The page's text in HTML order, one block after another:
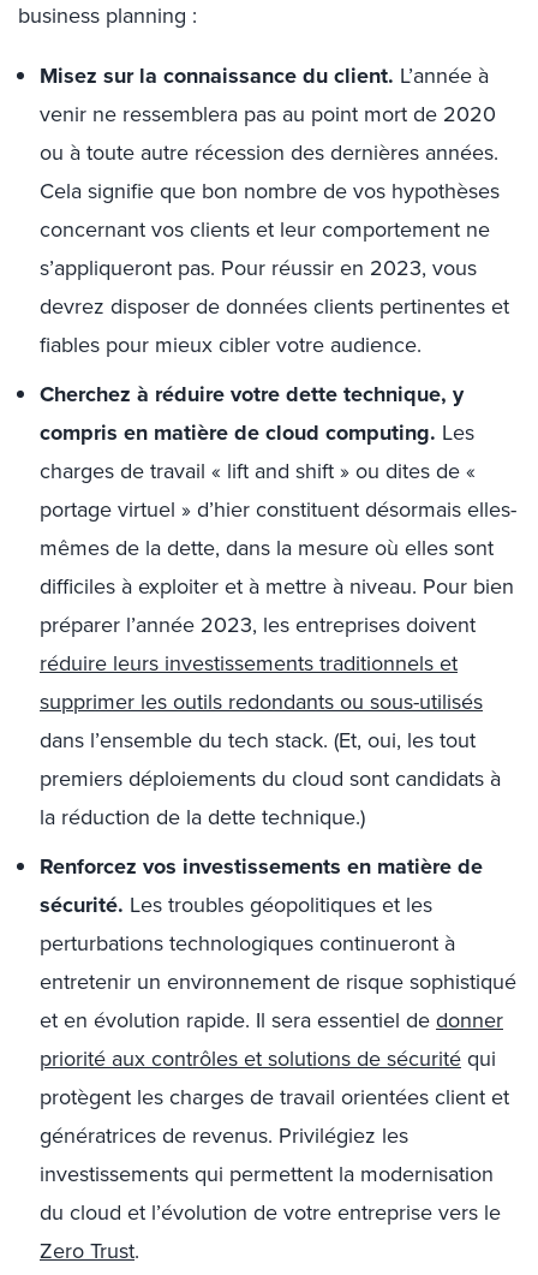
business planning :
Misez sur la connaissance du client. L’année à
venir ne ressemblera pas au point mort de 2020
ou à toute autre récession des dernières années.
Cela signifie que bon nombre de vos hypothèses
concernant vos clients et leur comportement ne
s’appliqueront pas. Pour réussir en 2023, vous
devrez disposer de données clients pertinentes et
fiables pour mieux cibler votre audience.
Cherchez à réduire votre dette technique, y
compris en matière de cloud computing. Les
charges de travail « lift and shift » ou dites de «
portage virtuel » d’hier constituent désormais elles-
mêmes de la dette, dans la mesure où elles sont
difficiles à exploiter et à mettre à niveau. Pour bien
préparer l’année 2023, les entreprises doivent
réduire leurs investissements traditionnels et
supprimer les outils redondants ou sous-utilisés
dans l’ensemble du tech stack. (Et, oui, les tout
premiers déploiements du cloud sont candidats à
la réduction de la dette technique.)
Renforcez vos investissements en matière de
sécurité. Les troubles géopolitiques et les
perturbations technologiques continueront à
entretenir un environnement de risque sophistiqué
et en évolution rapide. Il sera essentiel dedonner
priorité aux contrôles et solutions de sécuritéqui
protègent les charges de travail orientées client et
génératrices de revenus. Privilégiez les
investissements qui permettent la modernisation
du cloud et l’évolution de votre entreprise vers le
Zero Trust.